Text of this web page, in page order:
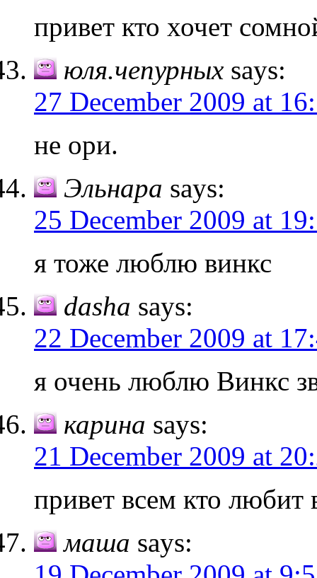
привет кто хочет
юля.чепурных says:
27 December 2009 at
не ори.
Эльнара says:
25 December 2009 at
я тоже люблю винкс
dasha says:
22 December 2009 at
я очень люблю Винкс
карина says:
21 December 2009 at
привет всем кто любит
маша says: